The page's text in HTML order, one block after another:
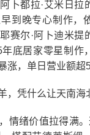
卜都拉·艾米日拉
到晚专心制作，
赛尔·阿卜迪米提
底居家零星制作
涨，单日营业额超
，凭什么让天南海
情绪价值拉得满。